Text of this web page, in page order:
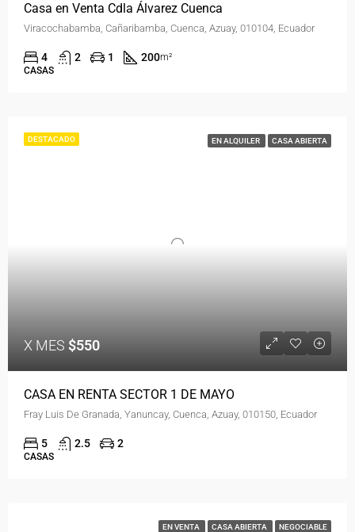
Casa en Venta Cdla Álvarez Cuenca
Viracochabamba, Cañaribamba, Cuenca, Azuay, 010104, Ecuador
4 2 1 200m²
CASAS
DESTACADO EN ALQUILER CASA ABIERTA
X MES $550
CASA EN RENTA SECTOR 1 DE MAYO
Fray Luis De Granada, Yanuncay, Cuenca, Azuay, 010150, Ecuador
5 2.5 2
CASAS
EN VENTA CASA ABIERTA NEGOCIABLE